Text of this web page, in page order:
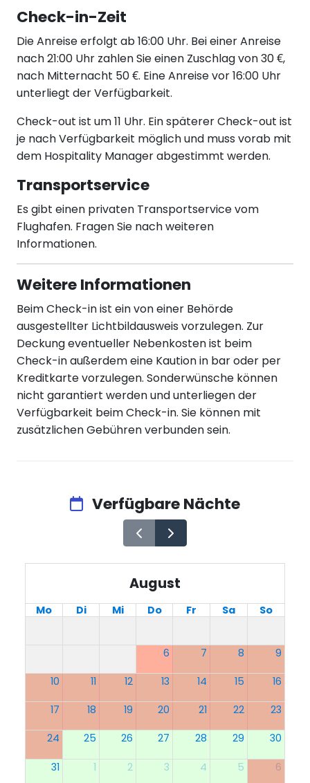
Check-in-Zeit
Die Anreise erfolgt ab 16:00 Uhr. Bei einer Anreise
nach 21:00 Uhr zahlen Sie einen Zuschlag von 30 €,
nach Mitternacht 50 €. Eine Anreise vor 16:00 Uhr
unterliegt der Verfügbarkeit.
Check-out ist um 11 Uhr. Ein späterer Check-out ist
je nach Verfügbarkeit möglich und muss vorab mit
dem Hospitality Manager abgestimmt werden.
Transportservice
Es gibt einen privaten Transportservice vom
Flughafen. Fragen Sie nach weiteren
Informationen.
Weitere Informationen
Beim Check-in ist ein von einer Behörde
ausgestellter Lichtbildausweis vorzulegen. Zur
Deckung eventueller Nebenkosten ist beim
Check-in außerdem eine Kaution in bar oder per
Kreditkarte vorzulegen. Sonderwünsche können
nicht garantiert werden und unterliegen der
Verfügbarkeit beim Check-in. Sie können mit
zusätzlichen Gebühren verbunden sein.
Verfügbare Nächte
August
Mo Di Mi Do Fr Sa So
6 7 8 9
10 11 12 13 14 15 16
17 18 19 20 21 22 23
24 25 26 27 28 29 30
31 1 2 3 4 5 6